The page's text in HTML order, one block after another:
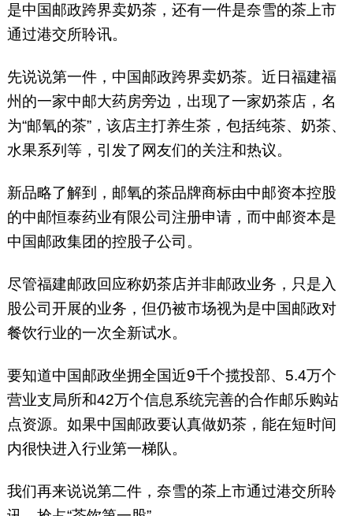
是中国邮政跨界卖奶茶，还有一件是奈雪的茶上市
通过港交所聆讯。
先说说第一件，中国邮政跨界卖奶茶。近日福建福
州的一家中邮大药房旁边，出现了一家奶茶店，名
为“邮氧的茶”，该店主打养生茶，包括纯茶、奶茶、
水果系列等，引发了网友们的关注和热议。
新品略了解到，邮氧的茶品牌商标由中邮资本控股
的中邮恒泰药业有限公司注册申请，而中邮资本是
中国邮政集团的控股子公司。
尽管福建邮政回应称奶茶店并非邮政业务，只是入
股公司开展的业务，但仍被市场视为是中国邮政对
餐饮行业的一次全新试水。
要知道中国邮政坐拥全国近9千个揽投部、5.4万个
营业支局所和42万个信息系统完善的合作邮乐购站
点资源。如果中国邮政要认真做奶茶，能在短时间
内很快进入行业第一梯队。
我们再来说说第二件，奈雪的茶上市通过港交所聆